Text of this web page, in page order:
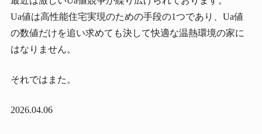
Ua値は高性能住宅実現のための手段の1つであり、Ua値
の数値だけを追い求めても決して快適な温熱環境の家に
はなりません。
それではまた。
2026.04.06